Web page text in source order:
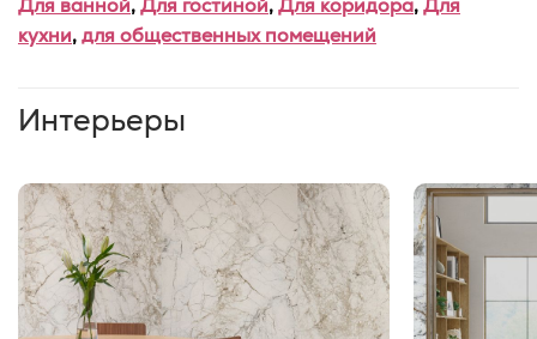
Для ванной,Для гостиной,Для коридора,Для
кухни,для общественных помещений
Интерьеры